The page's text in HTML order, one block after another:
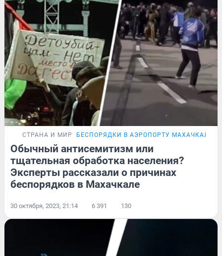
СТРАНА И МИР БЕСПОРЯДКИ В АЭРОПОРТУ МАХАЧКАЛЫ
Обычный антисемитизм или
тщательная обработка населения?
Эксперты рассказали о причинах
беспорядков в Махачкале
30 октября, 2023, 21:14 6 391 130